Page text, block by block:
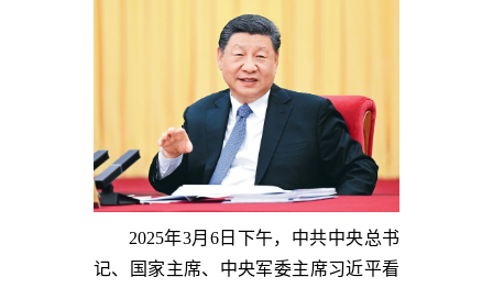
2025年3月6日下午，中共中央总书
记、国家主席、中央军委主席习近平看